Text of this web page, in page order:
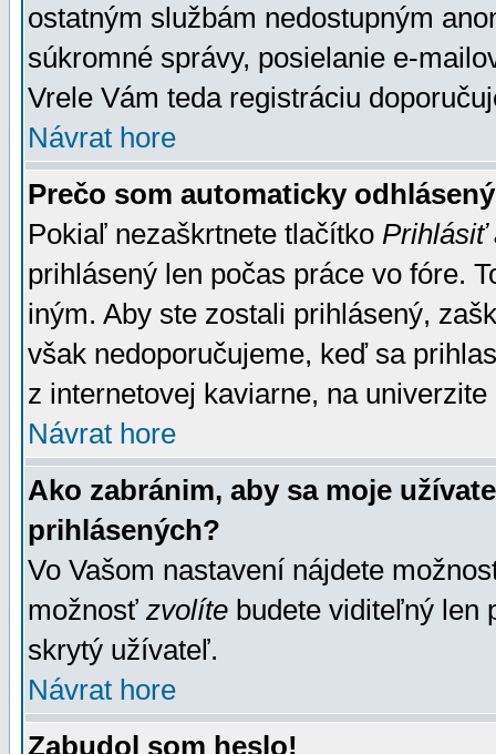
ostatným službám nedostupným
súkromné správy, posielanie e-
Vrele Vám teda registráciu
Návrat hore
Prečo som automaticky
Pokiaľ nezaškrtnete tlačítko Prihlásiť
prihlásený len počas práce vo fóre.
iným. Aby ste zostali prihlásený,
však nedoporučujeme, keď sa
z internetovej kaviarne, na univerzite
Návrat hore
Ako zabránim, aby sa moje
prihlásených?
Vo Vašom nastavení nájdete
možnosť zvolíte budete viditeľný len
skrytý užívateľ.
Návrat hore
Zabudol som heslo!